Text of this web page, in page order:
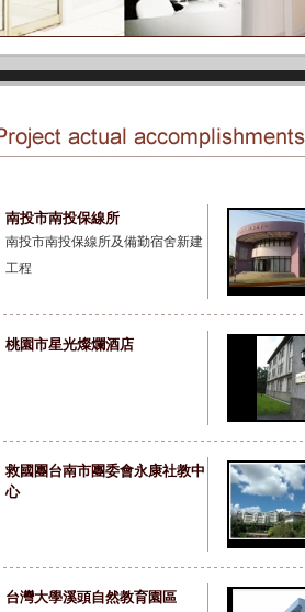
南投市南投保線所
南投市南投保線所及備勤宿舍新建
工程
桃園市星光燦爛酒店
救國團台南市團委會永康社教中
心
台灣大學溪頭自然教育園區